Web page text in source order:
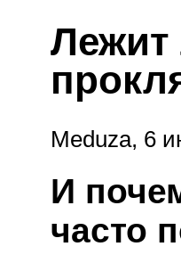
Лежит
Meduza, 6
И
часто